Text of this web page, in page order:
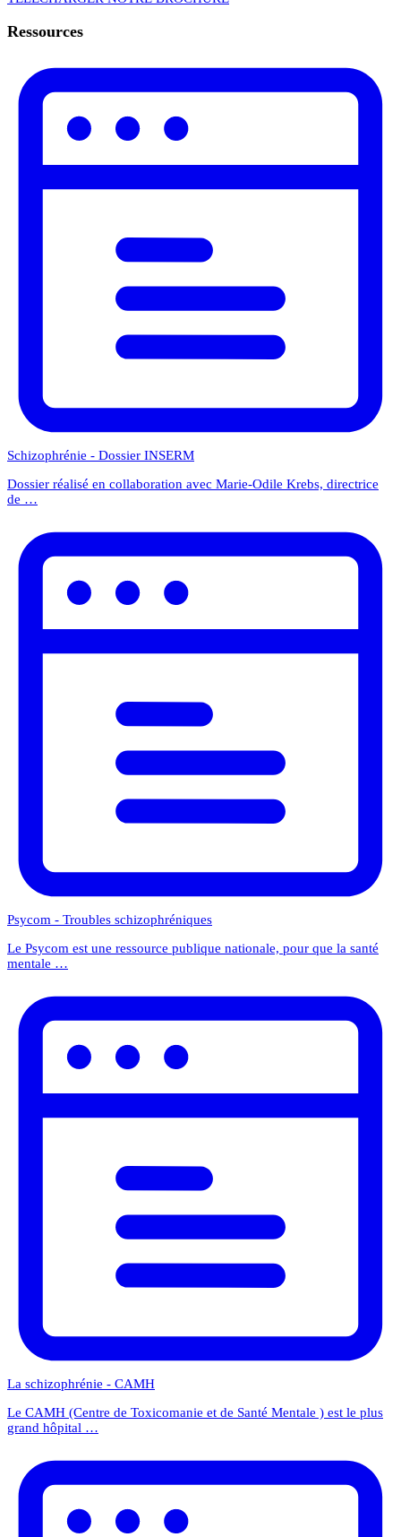
Ressources
Schizophrénie - Dossier INSERM
Dossier réalisé en collaboration avec Marie-Odile Krebs, directrice
de …
Psycom - Troubles schizophréniques
Le Psycom est une ressource publique nationale, pour que la santé
mentale …
La schizophrénie - CAMH
Le CAMH (Centre de Toxicomanie et de Santé Mentale ) est le plus
grand hôpital …